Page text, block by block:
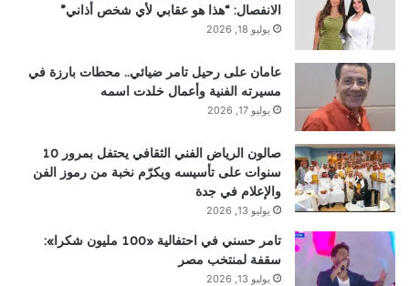
الانفصال: “هذا هو عقابي لأي شخص أذاني”
يوليو 18, 2026
عامان على رحيل تامر ضيائي.. محطات بارزة في
مسيرته الفنية وأعمال خلدت اسمه
يوليو 17, 2026
صالون الرياض الفني الثقافي يحتفل بمرور 10
سنوات على تأسيسه ويكرّم نخبة من رموز الفن
والإعلام في جدة
يوليو 13, 2026
تامر حسني في احتفالية «100 مليون شكرا»:
سقفة لمنتخب مصر
يوليو 13, 2026